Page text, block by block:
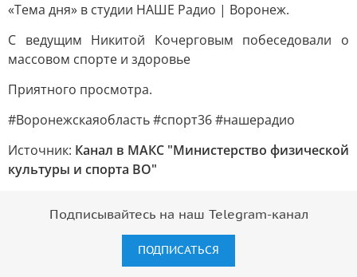
«Тема дня» в студии НАШЕ Радио | Воронеж.
С ведущим Никитой Кочерговым побеседовали о
массовом спорте и здоровье
Приятного просмотра.
#Воронежскаяобласть #спорт36 #нашерадио
Источник: Канал в МАКС "Министерство физической
культуры и спорта ВО"
Подписывайтесь на наш Telegram-канал
ПОДПИСАТЬСЯ